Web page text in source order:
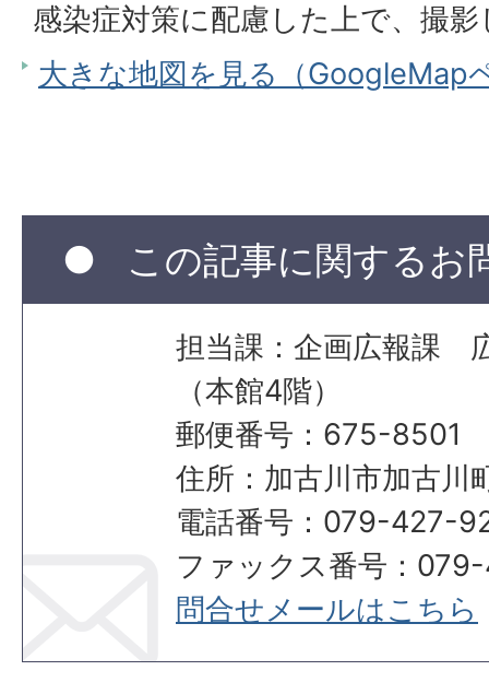
感染症対策に配慮した上で、撮
大きな地図を見る（GoogleMap
この記事に関するお
担当課：企画広報課
（本館4階）
郵便番号：675-8501
住所：加古川市加古川
電話番号：079-427-
ファックス番号：
問合せメールはこちら